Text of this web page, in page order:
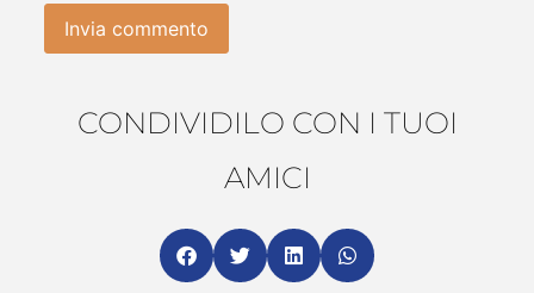
CONDIVIDILO CON I TUOI
AMICI